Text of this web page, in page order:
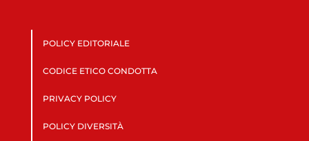
POLICY EDITORIALE
CODICE ETICO CONDOTTA
PRIVACY POLICY
POLICY DIVERSITÀ